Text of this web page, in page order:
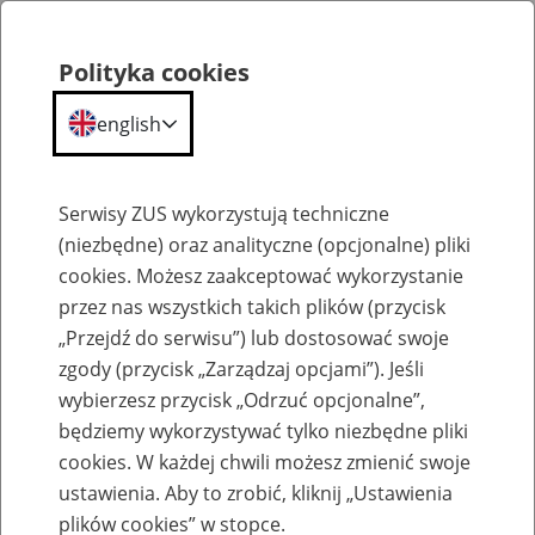
Komunikaty
Polityka cookies
english
Serwisy ZUS wykorzystują techniczne
(niezbędne) oraz analityczne (opcjonalne) pliki
cookies. Możesz zaakceptować wykorzystanie
przez nas wszystkich takich plików (przycisk
„Przejdź do serwisu”) lub dostosować swoje
zgody (przycisk „Zarządzaj opcjami”). Jeśli
wybierzesz przycisk „Odrzuć opcjonalne”,
będziemy wykorzystywać tylko niezbędne pliki
cookies. W każdej chwili możesz zmienić swoje
ustawienia. Aby to zrobić, kliknij „Ustawienia
plików cookies” w stopce.